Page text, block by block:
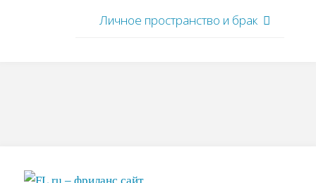
Личное пространство и брак